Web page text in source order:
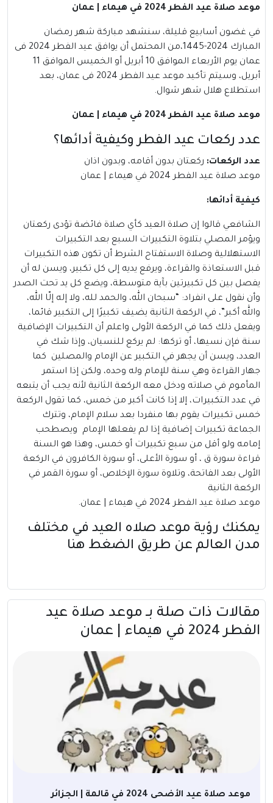
موعد صلاة عيد الفطر 2024 في هيماء | عمان
في غضون أسابيع قليلة، سنشهد مباركة شهر رمضان
المبارك 2024-1445،من المحتمل أن يوافق عيد الفطر 2024 فى
عمان يوم الأربعاء الموافق 10 أبريل أو الخميس الموافق 11
أبريل، وسيتم تأكيد موعد عيد الفطر 2024 فى عمان، بعد
استطلاع هلال شهر شوال.
موعد صلاة عيد الفطر 2024 في هيماء | عمان
عدد ركعات عيد الفطر وكيفية أدائها؟
عدد الركعات: ركعتان بدون أقامه، وبدون اذان
موعد صلاة عيد الفطر 2024 في هيماء | عمان
كيفية أدائها:
الشافعي قالوا إن صلاة العيد كأي صلاة فائضة تؤدى ركعتان
ويؤمر المصلي بتلاوة التكبيرات السبع بعد التكبيرات
الاستهلالية وصلاة الاستفتاح الشرط أن تكون هذه التكبيرات
قبل الاستعاذة والقراءة، ويرفع يديه إلى كل تكبير، ويسن له أن
يفصل بين كل تكبيرتين بآية متوسطة، ويضع كل يد تحت الصدر
وأن نقول على انفراد: “سبحان الله، والحمد لله، ولا إله إلّا الله،
والله أكبر”، في الركعة الثانية يضيف تكبيرًا إلى التكبير قائما،
ويفعل ذلك كما في الركعة الأولى واعلم أن التكبيرات الإضافية
سنة فإن نسيها، أو تركها: لم يركع للنسيان، وإذا شك في
العدد، ويسن أن يجهر في التكبير عن الإمام والمصلين كما
جهار القراءة وهي سنة للإمام وله وحده، ولكن إذا استمر
المأموم في صلاته ودخل معه الركعة الثانية لأنه يجب أن يتبعه
في عدد التكبيرات، إلا إذا كانت أكبر من خمس، كما تقول الركعة
خمس تكبيرات يقوم بها منفردا بعد سلام الإمام، وتترك
الجماعة تكبيرات إضافية إذا لم يفعلها الإمام ويصطحب
إمامه ولو أقل من سبع تكبيرات أو خمس، وهذا هو السنة
قراءة سورة ق ، أو سورة الأعلى، أو سورة الكافرون في الركعة
الأولى بعد الفاتحة، وتلاوة سورة الإخلاص، أو سورة القمر في
الركعة الثانية
موعد صلاة عيد الفطر 2024 في هيماء | عمان.
يمكنك رؤية موعد صلاه العيد في مختلف
مدن العالم عن طريق الضغط هنا
مقالات ذات صلة بــ موعد صلاة عيد
الفطر 2024 في هيماء | عمان
موعد صلاة عيد الأضحى 2024 في قالمة | الجزائر